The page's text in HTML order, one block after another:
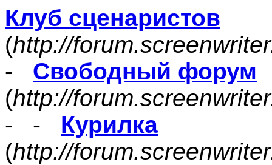
Клуб сценаристов
(http://
- Свободный форум
(http://
- - Курилка
(http://